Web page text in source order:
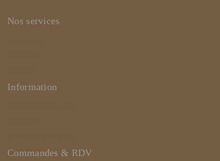
Nos services
Information
Commandes & RDV